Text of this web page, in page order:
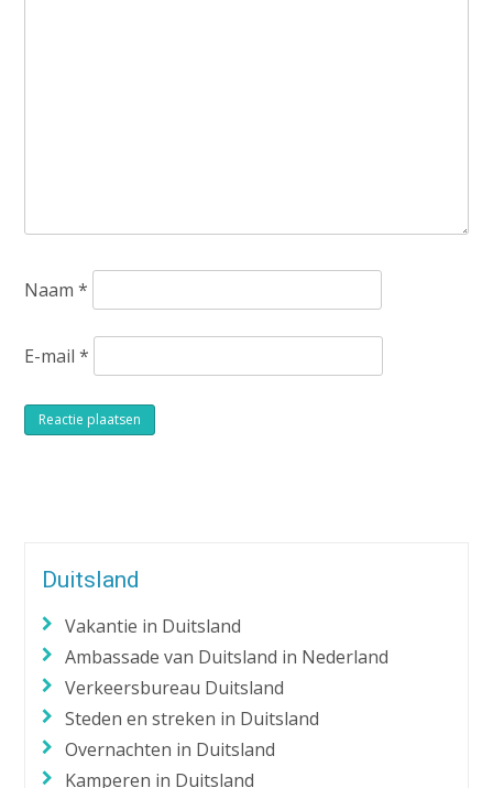
Naam*
E-mail*
Duitsland
Vakantie in Duitsland
Ambassade van Duitsland in Nederland
Verkeersbureau Duitsland
Steden en streken in Duitsland
Overnachten in Duitsland
Kamperen in Duitsland